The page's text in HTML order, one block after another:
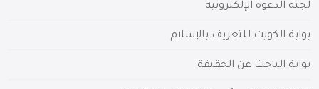
لجنة الدعوة الإلكترونية
بوابة الكويت للتعريف بالإسلام
بوابة الباحث عن الحقيقة